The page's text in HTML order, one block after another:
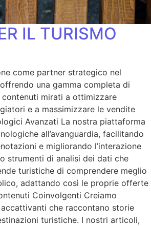
IL TURISMO
come partner strategico nel
una gamma completa di
mirati a ottimizzare
e a massimizzare le vendite
Avanzati La nostra piattaforma
all’avanguardia, facilitando
e migliorando l’interazione
strumenti di analisi dei dati che
turistiche di comprendere meglio
adattando così le proprie offerte
Coinvolgenti Creiamo
che raccontano storie
turistiche. I nostri articoli,